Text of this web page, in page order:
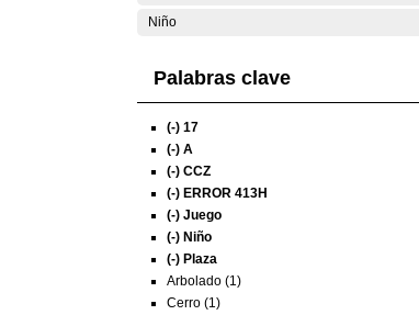
Niño
Palabras clave
(-) 17
(-) A
(-) CCZ
(-) ERROR 413H
(-) Juego
(-) Niño
(-) Plaza
Arbolado (1)
Cerro (1)